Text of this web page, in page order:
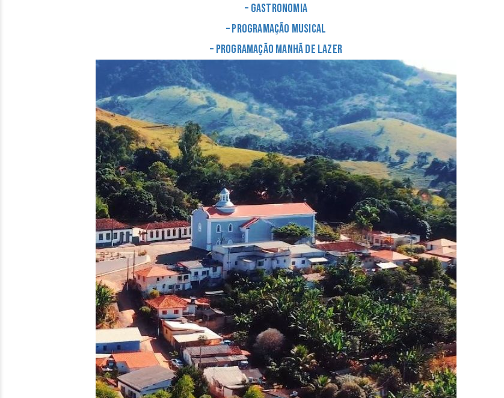
– Gastronomia
– Programação musical
– Programação Manhã de Lazer